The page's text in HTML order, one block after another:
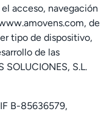
acceso, navegación
de
tipo de dispositivo,
de las
S.L.
B-85636579,